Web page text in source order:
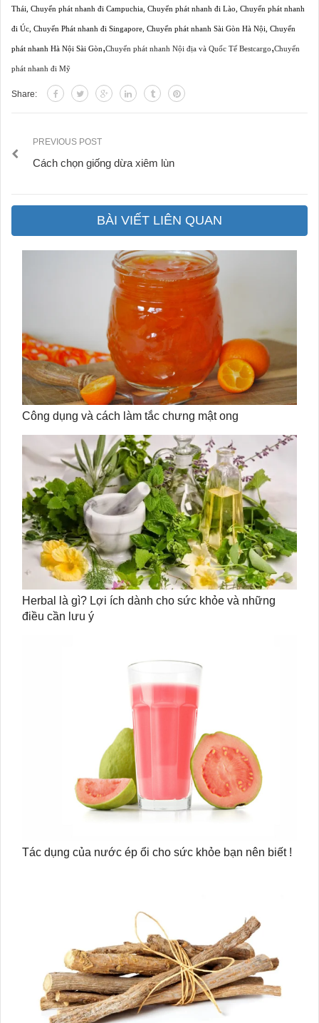
Thái Chuyển phát nhanh đi Campuchia Chuyển phát nhanh đi Lào Chuyển phát nhanh
đi Úc Chuyển Phát nhanh đi Singapore Chuyển phát nhanh Sài Gòn Hà Nội Chuyển
phát nhanh Hà Nội Sài Gòn,Chuyển phát nhanh Nội địa và Quốc Tế Bestcargo,Chuyển
phát nhanh đi Mỹ
Share:
PREVIOUS POST
Cách chọn giống dừa xiêm lùn
BÀI VIẾT LIÊN QUAN
Công dụng và cách làm tắc chưng mật ong
Herbal là gì? Lợi ích dành cho sức khỏe và những
điều cần lưu ý
Tác dụng của nước ép ổi cho sức khỏe bạn nên biết !